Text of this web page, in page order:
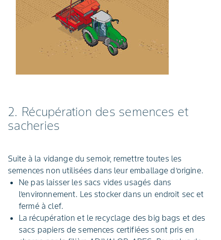
2. Récupération des semences et
sacheries
Suite à la vidange du semoir, remettre toutes les
semences non utilisées dans leur emballage d’origine.
Ne pas laisser les sacs vides usagés dans
l’environnement. Les stocker dans un endroit sec et
fermé à clef.
La récupération et le recyclage des big bags et des
sacs papiers de semences certifiées sont pris en